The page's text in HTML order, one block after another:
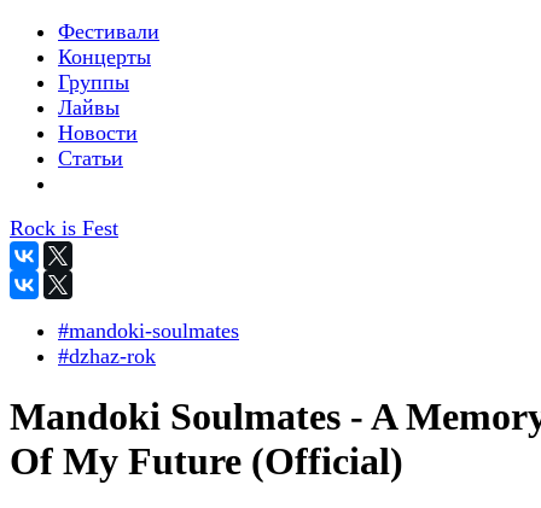
Фестивали
Концерты
Группы
Лайвы
Новости
Статьи
Rock is Fest
#mandoki-soulmates
#dzhaz-rok
Mandoki Soulmates - A
Of My Future (Official)